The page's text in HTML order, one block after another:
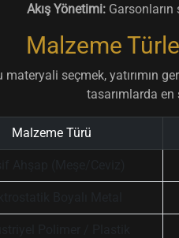
Akış Yönetimi: Garsonların
Malzeme
materyali seçmek, yatırımın
tasarımlarda en
Malzeme Türü